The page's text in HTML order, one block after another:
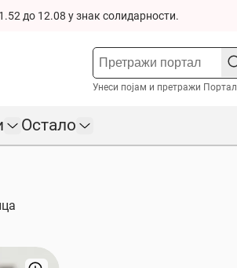
до 12.08 у знак солидарности.
Унеси појам и претражи Портал
Остало